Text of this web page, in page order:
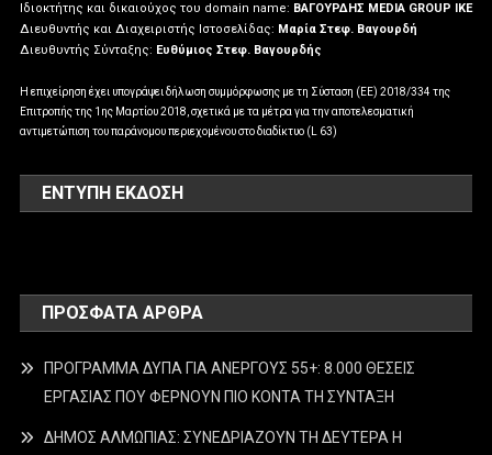
Ιδιοκτήτης και δικαιούχος του domain name: ΒΑΓΟΥΡΔΗΣ MEDIA GROUP IKE
Διευθυντής και Διαχειριστής Ιστοσελίδας: Μαρία Στεφ. Βαγουρδή
Διευθυντής Σύνταξης: Ευθύμιος Στεφ. Βαγουρδής
Η επιχείρηση έχει υπογράψει δήλωση συμμόρφωσης με τη Σύσταση (ΕΕ) 2018/334 της
Επιτροπής της 1ης Μαρτίου 2018, σχετικά με τα μέτρα για την αποτελεσματική
αντιμετώπιση του παράνομου περιεχομένου στο διαδίκτυο (L 63)
ΕΝΤΥΠΗ ΕΚΔΟΣΗ
ΠΡΌΣΦΑΤΑ ΆΡΘΡΑ
ΠΡΟΓΡΑΜΜΑ ΔΥΠΑ ΓΙΑ ΑΝΕΡΓΟΥΣ 55+: 8.000 ΘΕΣΕΙΣ
ΕΡΓΑΣΙΑΣ ΠΟΥ ΦΕΡΝΟΥΝ ΠΙΟ ΚΟΝΤΑ ΤΗ ΣΥΝΤΑΞΗ
ΔΗΜΟΣ ΑΛΜΩΠΙΑΣ: ΣΥΝΕΔΡΙΑΖΟΥΝ ΤΗ ΔΕΥΤΕΡΑ H